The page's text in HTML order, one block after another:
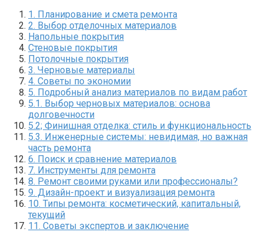
1. Планирование и смета ремонта
2. Выбор отделочных материалов
Напольные покрытия
Стеновые покрытия
Потолочные покрытия
3. Черновые материалы
4. Советы по экономии
5. Подробный анализ материалов по видам работ
5.1. Выбор черновых материалов: основа
долговечности
5.2; Финишная отделка: стиль и функциональность
5.3. Инженерные системы: невидимая, но важная
часть ремонта
6. Поиск и сравнение материалов
7. Инструменты для ремонта
8. Ремонт своими руками или профессионалы?
9. Дизайн-проект и визуализация ремонта
10. Типы ремонта: косметический, капитальный,
текущий
11. Советы экспертов и заключение